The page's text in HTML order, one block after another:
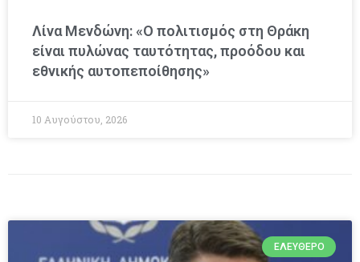
Λίνα Μενδώνη: «Ο πολιτισμός στη Θράκη
είναι πυλώνας ταυτότητας, προόδου και
εθνικής αυτοπεποίθησης»
10 Αυγούστου, 2026
ΕΛΕΎΘΕΡΟ